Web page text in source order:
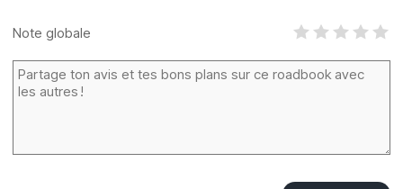
Note globale